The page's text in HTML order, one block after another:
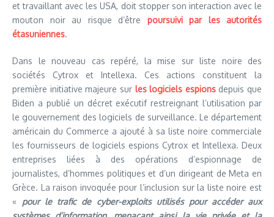
et travaillant avec les USA, doit stopper son interaction avec le
mouton noir au risque d’être poursuivi par les autorités
étasuniennes.
Dans le nouveau cas repéré, la mise sur liste noire des
sociétés Cytrox et Intellexa. Ces actions constituent la
première initiative majeure sur les logiciels espionsdepuis que
Biden a publié un décret exécutif restreignant l’utilisation par
le gouvernement des logiciels de surveillance. Le département
américain du Commerce a ajouté à sa liste noire commerciale
les fournisseurs de logiciels espions Cytrox et Intellexa. Deux
entreprises liées à des opérations d’espionnage de
journalistes, d’hommes politiques et d’un dirigeant de Meta en
Grèce. La raison invoquée pour l’inclusion sur la liste noire est
« pour le trafic de cyber-exploits utilisés pour accéder aux